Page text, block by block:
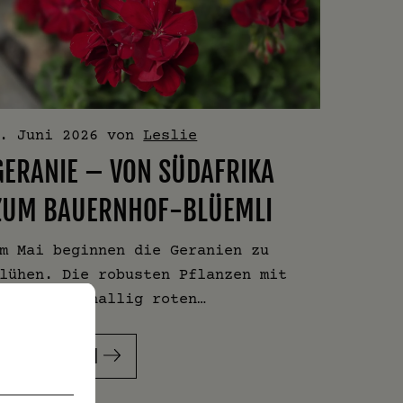
Juni 2026 vonLeslie
– VON SÜDAFRIKA
BAUERNHOF-BLÜEMLI
Mai beginnen die Geranien zu
Die robusten Pflanzen mit
meist knallig roten…